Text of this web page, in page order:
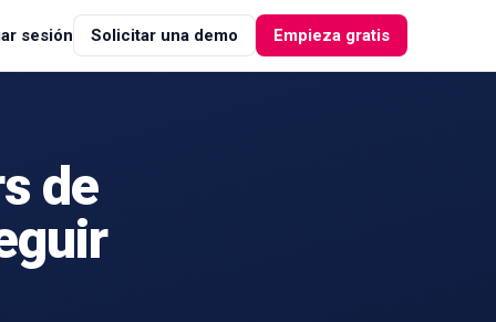
sesión Solicitar una demo Empieza gratis
de